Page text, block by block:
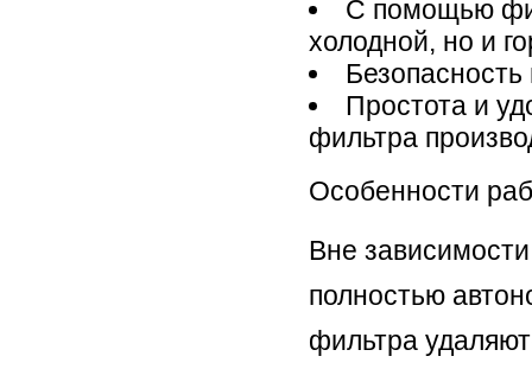
С помощью
холодной, но и
Простота и
фильтра
Особенности
Вне
полностью
фильтра